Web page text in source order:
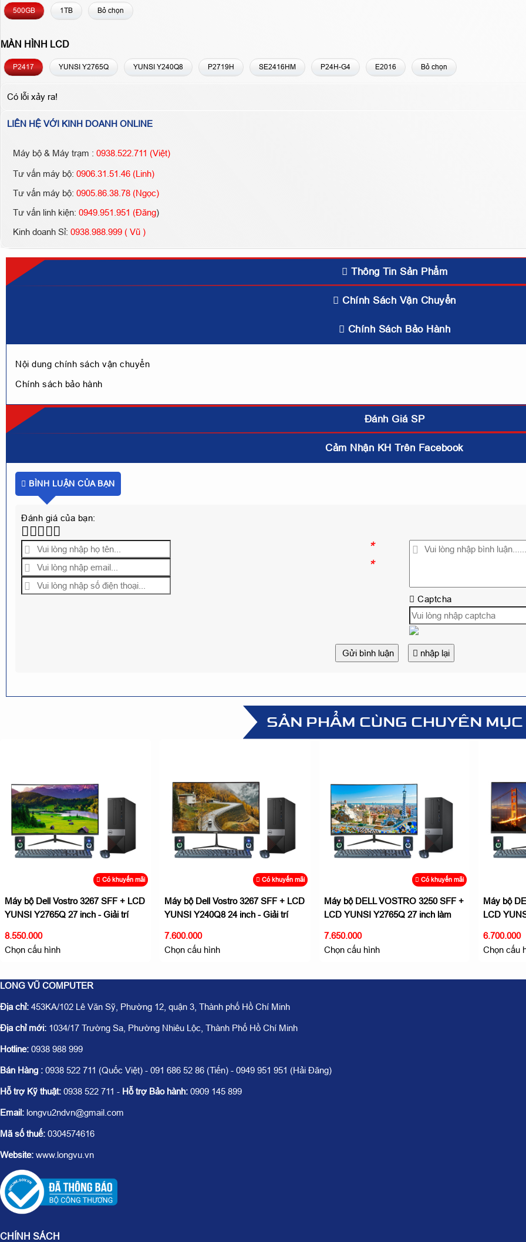
500GB 1TB Bỏ chọn
MÀN HÌNH LCD
P2417 YUNSI Y2765Q YUNSI Y240Q8 P2719H SE2416HM P24H-G4 E2016 Bỏ chọn
Có lỗi xảy ra!
LIÊN HỆ VỚI KINH DOANH ONLINE
Máy bộ & Máy trạm : 0938.522.711 (Việt)
Tư vấn máy bộ: 0906.31.51.46 (Linh)
Tư vấn máy bộ: 0905.86.38.78 (Ngọc)
Tư vấn linh kiện: 0949.951.951 (Đăng)
Kinh doanh Sỉ: 0938.988.999 ( Vũ )
Thông Tin Sản Phẩm
Chính Sách Vận Chuyển
Chính Sách Bảo Hành
Nội dung chính sách vận chuyển
Chính sách bảo hành
Đánh Giá SP
Cảm Nhận KH Trên Facebook
BÌNH LUẬN CỦA BẠN
Đánh giá của bạn:
*
*
Captcha
Gửi bình luận nhập lại
SẢN PHẨM CÙNG CHUYÊN MỤC
Có khuyến mãi
Máy bộ Dell Vostro 3267 SFF + LCD
YUNSI Y2765Q 27 inch - Giải trí
8.550.000
Chọn cấu hình
Có khuyến mãi
Máy bộ Dell Vostro 3267 SFF + LCD
YUNSI Y240Q8 24 inch - Giải trí
7.600.000
Chọn cấu hình
Có khuyến mãi
Máy bộ DELL VOSTRO 3250 SFF +
LCD YUNSI Y2765Q 27 inch làm
7.650.000
Chọn cấu hình
Máy bộ
LCD
6.700.000
Chọn cấu
LONG VŨ COMPUTER
Địa chỉ: 453KA/102 Lê Văn Sỹ, Phường 12, quận 3, Thành phố Hồ Chí Minh
Địa chỉ mới: 1034/17 Trường Sa, Phường Nhiêu Lộc, Thành Phố Hồ Chí Minh
Hotline: 0938 988 999
Bán Hàng : 0938 522 711 (Quốc Việt) - 091 686 52 86 (Tiến) - 0949 951 951 (Hải Đăng)
Hỗ trợ Kỹ thuật: 0938 522 711 - Hỗ trợ Bảo hành: 0909 145 899
Email: longvu2ndvn@gmail.com
Mã số thuế: 0304574616
Website: www.longvu.vn
CHÍNH SÁCH